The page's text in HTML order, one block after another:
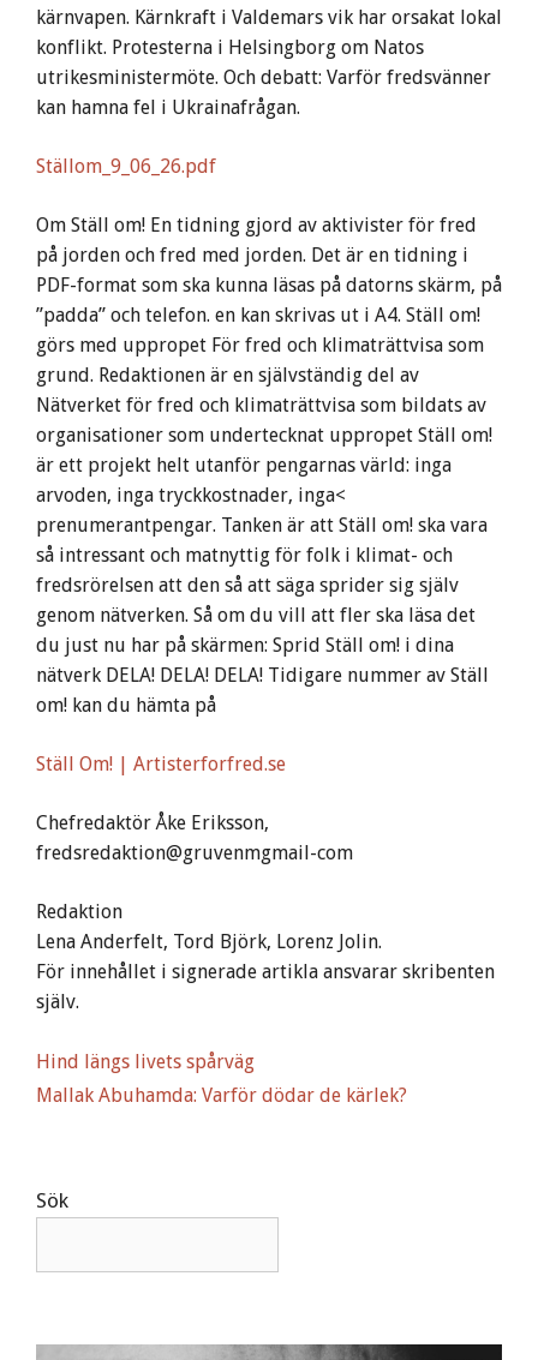
kärnvapen. Kärnkraft i Valdemars vik har orsakat lokal
konflikt. Protesterna i Helsingborg om Natos
utrikesministermöte. Och debatt: Varför fredsvänner
kan hamna fel i Ukrainafrågan.
Ställom_9_06_26.pdf
Om Ställ om! En tidning gjord av aktivister för fred
på jorden och fred med jorden. Det är en tidning i
PDF-format som ska kunna läsas på datorns skärm, på
”padda” och telefon. en kan skrivas ut i A4. Ställ om!
görs med uppropet För fred och klimaträttvisa som
grund. Redaktionen är en självständig del av
Nätverket för fred och klimaträttvisa som bildats av
organisationer som undertecknat uppropet Ställ om!
är ett projekt helt utanför pengarnas värld: inga
arvoden, inga tryckkostnader, inga<
prenumerantpengar. Tanken är att Ställ om! ska vara
så intressant och matnyttig för folk i klimat- och
fredsrörelsen att den så att säga sprider sig själv
genom nätverken. Så om du vill att fler ska läsa det
du just nu har på skärmen: Sprid Ställ om! i dina
nätverk DELA! DELA! DELA! Tidigare nummer av Ställ
om! kan du hämta på
Ställ Om! | Artisterforfred.se
Chefredaktör Åke Eriksson,
fredsredaktion@gruvenmgmail-com
Redaktion
Lena Anderfelt, Tord Björk, Lorenz Jolin.
För innehållet i signerade artikla ansvarar skribenten
själv.
Hind längs livets spårväg
Mallak Abuhamda: Varför dödar de kärlek?
Sök